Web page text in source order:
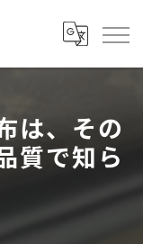
は、その
質で知ら